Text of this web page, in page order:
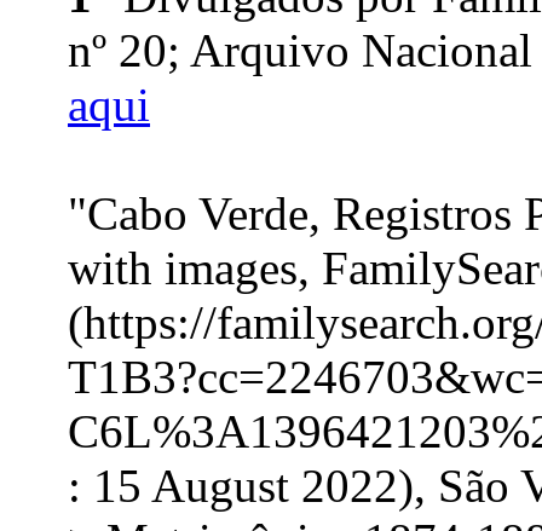
nº 20; Arquivo
aqui
"Cabo Verde, Registros
with images,
(https://
: 15 August 2022), São